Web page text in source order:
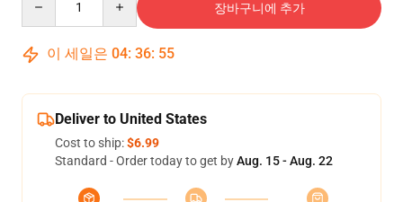
장바구니에 추가
이 세일은 04: 36: 54
Deliver to United States
Cost to ship:$6.99
Standard - Order today to get byAug. 15 - Aug. 22